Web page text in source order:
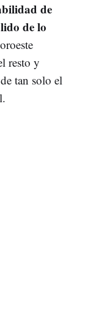
de
de lo
resto y
tan solo el